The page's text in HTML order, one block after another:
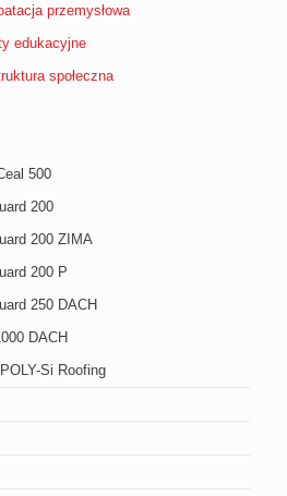
przemysłowa
edukacyjne
społeczna
500
200
200 ZIMA
200 P
250 DACH
DACH
Si Roofing